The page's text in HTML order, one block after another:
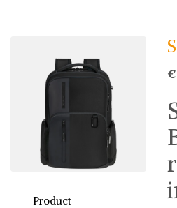
Product
€